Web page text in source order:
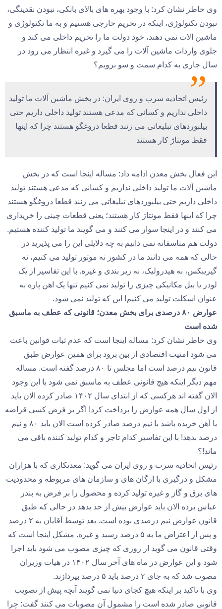
وی خاطر نشان کرد: با وجود بهره های بالای بانکی، نبودن نقدینگی،
نبودن تکنولوژی، اینکه در تحریم خارجی هستیم و به ما تکنولوژی و
ماشین الات نمی دهند، خود دولت ما را تحریم داخلی می کند و
جلوی واردات ماشین آلات را می گیرد و غیره انتظار می رود در
سال جاری به کدام سمت و سو برویم؟
رئیس اتحادیه سرب و روی ایران: در بخش ماشین آلات ما تولید
داخلی نداریم و کسانی که مدعی هستند تولید داخلی داریم حتی
بیلبوردهای تبلیغاتی می زنند قطعا دروغگو هستند چرا که اینها
فقط مونتاژ کار هستند
این فعال بخش معدن ادامه داد: مساله اینجا است که در بخش
ماشین آلات ما تولید داخلی نداریم و کسانی که مدعی هستند تولید
داخلی داریم حتی بیلبوردهای تبلیغاتی می زنند قطعا دروغگو هستند
چرا که اینها فقط مونتاژ کار هستند؛ یعنی قطعات چینی را خریداری
می کنند و در اینجا سوار می کنند و می گویند ما تولید کننده هستیم.
دولت هم متاسفانه نمی دانیم به چه دلایلی این را می پذیرید در
حالی که همه می دانند ما در کشور نه موتور تولید می کنیم، نه
گیریبکس، نه هیدرولیک، نه زیر بندی و غیره. با این تفاسیر از یک
لودر یا بیل مکانیکی چیزی را تولید نمی کنیم تنها یک اهن پاره به
عنوان اسکلت تولید می کنیم! این که تولید نمی شود.
عوارض ۸۰ درصدی برای بخش معدن؛ قانونی که عطف به ماسبق
شده است
وی خاطر نشان کرد: مساله اینجا است که عدم ثبات قوانین باعث
می شود امنیت اقتصادی از بین برود برای همین عوارض طبق
قانون نیم درصد است اما مجلس تا ۸۰ درصد گفته است. مساله
مهم دیگر اینکه هیچ قانونی عطف به ماسبق نمی شود با این وجود
الان گفته اند هرکسی که از ابتدای سال ۱۴۰۲ صادر کرده الان باید
از اول سال همه عوارض را پرداخت کرد! اگر بر فرض کسی قراضه
یا آهن خریده باشد با نیم درصد صادر کرده است الان باید ۸۰ و نیم
درصد بدهد! با این تفاسیر کدام تاجر و کدام تولید کننده باقی می
ماند!؟
رئیس اتحادیه سرب و روی ایران می گوید: معدنکاری که با هزاران
مشکل و درگیری با ارگان های و سازمان های مربوطه و محدودیت
های برق و گاز و غیره تولید کرده و محصول را بر فرض به بندر
عباس برده الان باید عوارض بیش از حد بدهد در حالی که طبق
قانون عوارض نیم درصدی بوده است. بعد توسط آقایان به ۲ درصد
و پس از اعتراض ما به ۵ درصد رسید و غیره. مشکل اینجا است که
وقتی قانون می گوید از روزی که چیزی مصوب می شود باید اجرا
شود و این عوارض در ماه های آخر سال ۱۴۰۲ در هیات وزیران
مصوب شد که به جای ۲ درصد باید ۵ درصد بپردازند.
وی با تاکید بر اینکه هیچ کجای دنیا نمی گویند آنچه پیش از تصویب
قانونی صادر شده است را مشمول آن مصوبات می کنند گفت: چرا